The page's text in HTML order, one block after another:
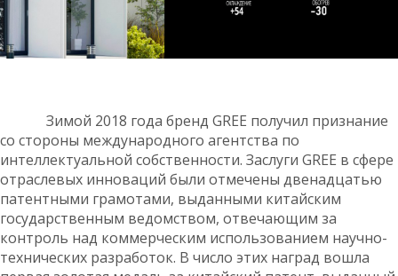
Зимой 2018 года бренд GREE получил признание
со стороны международного агентства по
интеллектуальной собственности. Заслуги GREE в сфере
отраслевых инноваций были отмечены двенадцатью
патентными грамотами, выданными китайским
государственным ведомством, отвечающим за
контроль над коммерческим использованием научно-
технических разработок. В число этих наград вошла